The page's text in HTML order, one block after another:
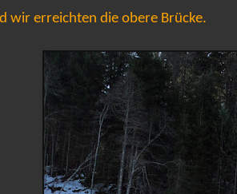
wir erreichten die obere Brücke.